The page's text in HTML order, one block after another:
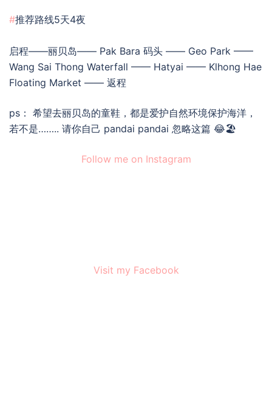
#推荐路线5天4夜
启程——丽贝岛—— Pak Bara 码头 —— Geo Park ——
Wang Sai Thong Waterfall —— Hatyai —— Klhong Hae
Floating Market —— 返程
ps： 希望去丽贝岛的童鞋，都是爱护自然环境保护海洋，
若不是…….. 请你自己 pandai pandai 忽略这篇 😂🏖
Follow me on Instagram
Visit my Facebook